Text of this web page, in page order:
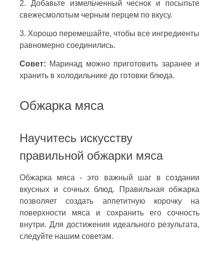
2. Добавьте измельченный чеснок и посыпьте
свежесмолотым черным перцем по вкусу.
3. Хорошо перемешайте, чтобы все ингредиенты
равномерно соединились.
Совет: Маринад можно приготовить заранее и
хранить в холодильнике до готовки блюда.
Обжарка мяса
Научитесь искусству
правильной обжарки мяса
Обжарка мяса - это важный шаг в создании
вкусных и сочных блюд. Правильная обжарка
позволяет создать аппетитную корочку на
поверхности мяса и сохранить его сочность
внутри. Для достижения идеального результата,
следуйте нашим советам.